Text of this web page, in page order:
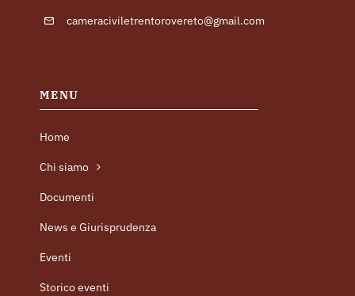
cameraciviletrentorovereto@gmail.com
MENU
Home
Chi siamo
Documenti
News e Giurisprudenza
Eventi
Storico eventi